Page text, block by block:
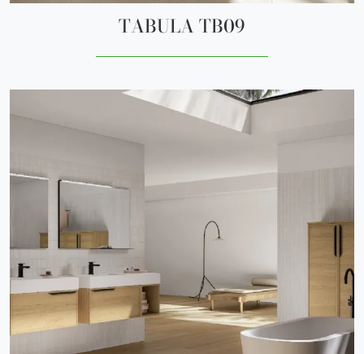
TABULA TB09